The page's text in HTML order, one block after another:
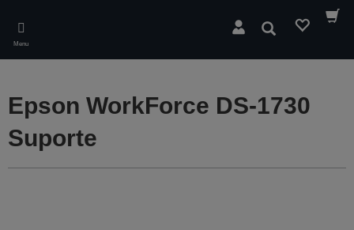
main
content
Menu
Pesquisar
Epson WorkForce DS-1730
Suporte